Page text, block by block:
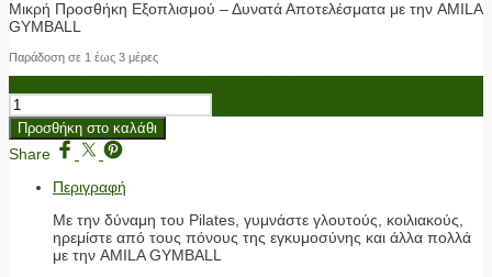
Μικρή Προσθήκη Εξοπλισμού – Δυνατά Αποτελέσματα με την AMILA
GYMBALL
Παράδοση σε 1 έως 3 μέρες
Προσθήκη στο καλάθι
Share
Περιγραφή
Με την δύναμη του Pilates, γυμνάστε γλουτούς, κοιλιακούς,
ηρεμίστε από τους πόνους της εγκυμοσύνης και άλλα πολλά
με την AMILA GYMBALL